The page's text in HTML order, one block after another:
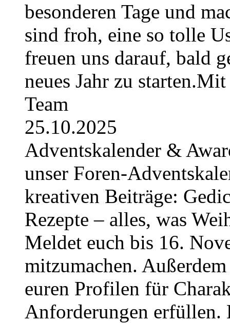
besonderen Tage und
sind froh, eine so tolle
freuen uns darauf, bald
neues Jahr zu
Team
25.10.2025
Adventskalender &
unser Foren-
kreativen Beiträge:
Rezepte – alles, was
Meldet euch bis 16.
mitzumachen.
euren Profilen für
Anforderungen erfüllen.